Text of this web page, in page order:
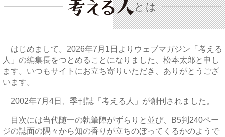
とは
はじめまして。2026年7月1日よりウェブマガジン「考える
人」の編集長をつとめることになりました、松本太郎と申し
ます。いつもサイトにお立ち寄りいただき、ありがとうござ
います。
2002年7月4日、季刊誌「考える人」が創刊されました。
目次には当代随一の執筆陣がずらりと並び、B5判240ペー
ジの誌面の隅々から知の香りが立ちのぼってくるかのようで